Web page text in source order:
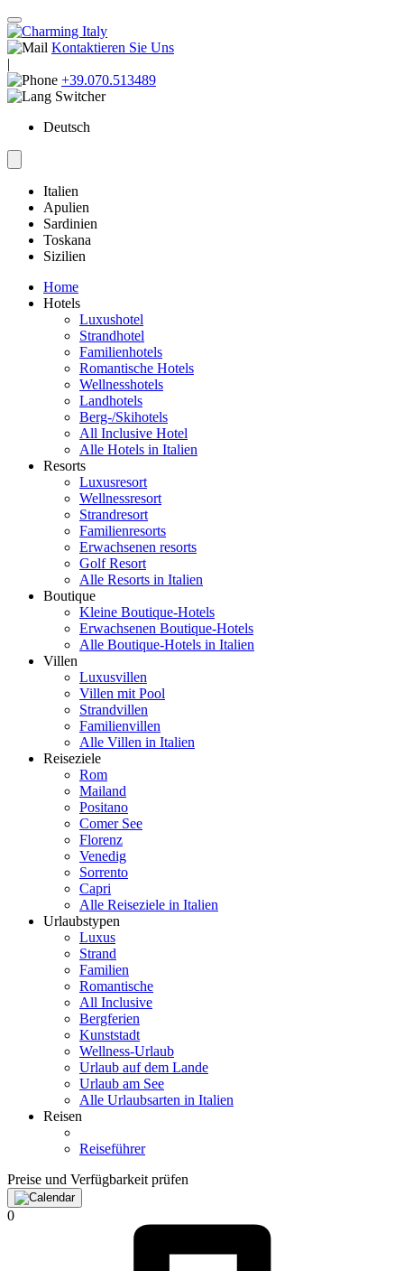
Kontaktieren Sie Uns
|
+39.070.513489
Deutsch
Italien
Apulien
Sardinien
Toskana
Sizilien
Home
Hotels
Luxushotel
Strandhotel
Familienhotels
Romantische Hotels
Wellnesshotels
Landhotels
Berg-/Skihotels
All Inclusive Hotel
Alle Hotels in Italien
Resorts
Luxusresort
Wellnessresort
Strandresort
Familienresorts
Erwachsenen resorts
Golf Resort
Alle Resorts in Italien
Boutique
Kleine Boutique-Hotels
Erwachsenen Boutique-Hotels
Alle Boutique-Hotels in Italien
Villen
Luxusvillen
Villen mit Pool
Strandvillen
Familienvillen
Alle Villen in Italien
Reiseziele
Rom
Mailand
Positano
Comer See
Florenz
Venedig
Sorrento
Capri
Alle Reiseziele in Italien
Urlaubstypen
Luxus
Strand
Familien
Romantische
All Inclusive
Bergferien
Kunststadt
Wellness-Urlaub
Urlaub auf dem Lande
Urlaub am See
Alle Urlaubsarten in Italien
Reisen
Reiseführer
Preise und Verfügbarkeit prüfen
0